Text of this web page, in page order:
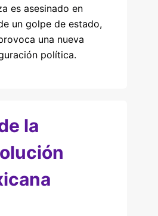
es asesinado en
un golpe de estado,
una nueva
política.
la